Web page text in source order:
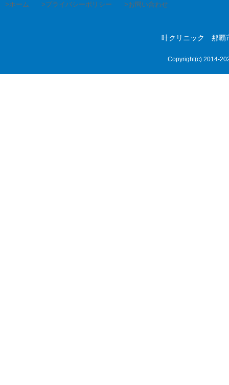
>ホーム >プライバシーポリシー >お問い合わせ
叶クリニック 那覇
Copyright(c) 2014-